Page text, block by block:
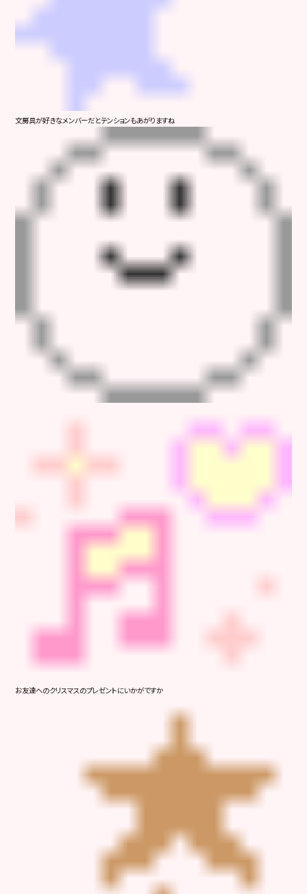
文房具が好きなメンバーだとテンションもあがりますね
お友達へのクリスマスのプレゼントにいかがですか